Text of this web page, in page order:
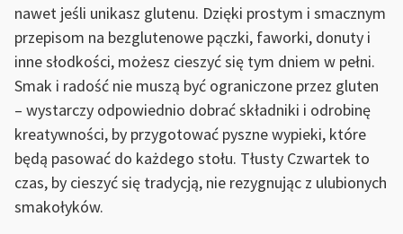
nawet jeśli unikasz glutenu. Dzięki prostym i smacznym
przepisom na bezglutenowe pączki, faworki, donuty i
inne słodkości, możesz cieszyć się tym dniem w pełni.
Smak i radość nie muszą być ograniczone przez gluten
– wystarczy odpowiednio dobrać składniki i odrobinę
kreatywności, by przygotować pyszne wypieki, które
będą pasować do każdego stołu. Tłusty Czwartek to
czas, by cieszyć się tradycją, nie rezygnując z ulubionych
smakołyków.